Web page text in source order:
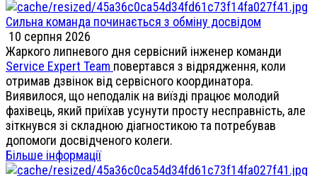
Сильна команда починається з обміну досвідом
10 серпня 2026
Жаркого липневого дня сервісний інженер команди
Service Expert Team повертався з відрядження, коли
отримав дзвінок від сервісного координатора.
Виявилося, що неподалік на виїзді працює молодий
фахівець, який приїхав усунути просту несправність, але
зіткнувся зі складною діагностикою та потребував
допомоги досвідченого колеги.
Більше інформації